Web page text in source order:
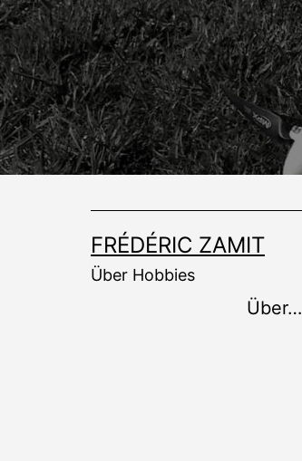
Zum
Inhalt
springen
FRÉDÉRIC ZAMIT
Über Hobbies
Über…